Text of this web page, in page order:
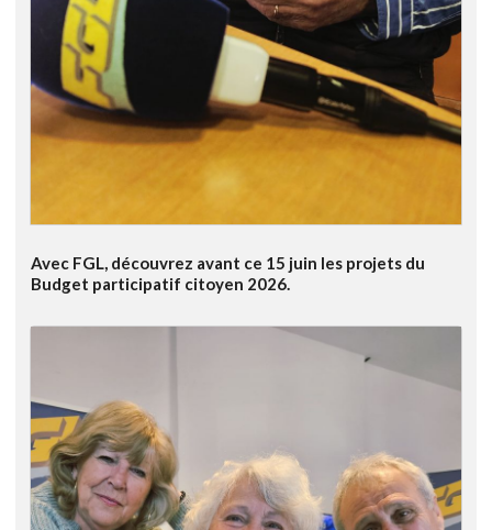
Avec FGL, découvrez avant ce 15 juin les projets du
Budget participatif citoyen 2026.